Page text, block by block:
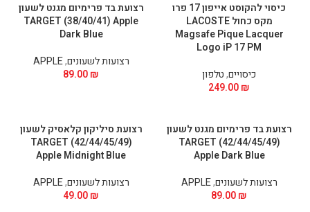
כיסוי להקוסט אייפון 17 פרו
מקס כחול LACOSTE
Magsafe Pique Lacquer
Logo iP 17 PM
כיסויים,טלפון
249.00₪
רצועת בד פרימיום מגנט לשעון
TARGET (38/40/41) Apple
Dark Blue
רצועות לשעונים,
APPLE
89.00₪
רצועת בד פרימיום מגנט לשעון
TARGET (42/44/45/49)
Apple Dark Blue
רצועות לשעונים,
APPLE
89.00₪
רצועת סיליקון קלאסיק לשעון
TARGET (42/44/45/49)
Apple Midnight Blue
רצועות לשעונים,
APPLE
49.00₪